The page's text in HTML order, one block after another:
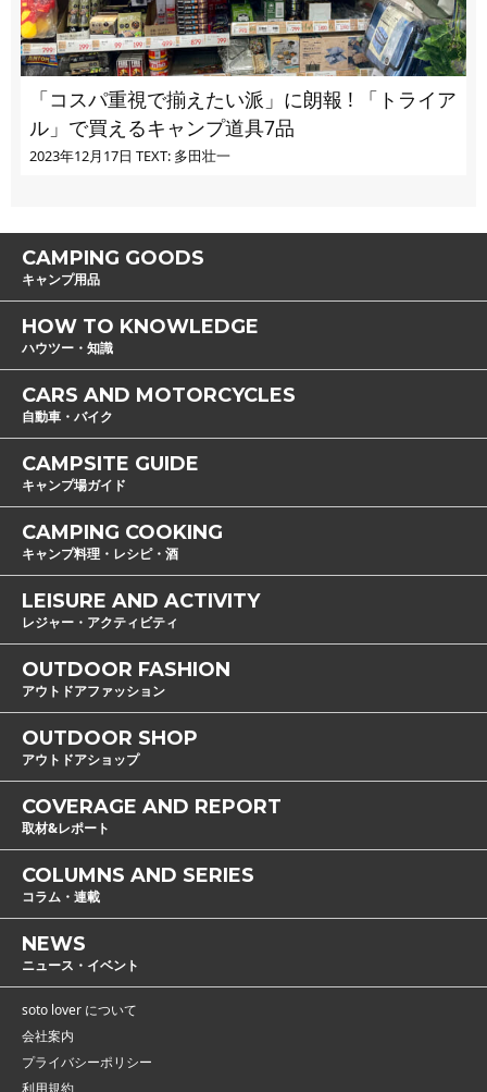
「コスパ重視で揃えたい派」に朗報 ! 「トライア
ル」で買えるキャンプ道具7品
2023年12月17日 TEXT: 多田壮一
CAMPING GOODS
キャンプ用品
HOW TO KNOWLEDGE
ハウツー・知識
CARS AND MOTORCYCLES
自動車・バイク
CAMPSITE GUIDE
キャンプ場ガイド
CAMPING COOKING
キャンプ料理・レシピ・酒
LEISURE AND ACTIVITY
レジャー・アクティビティ
OUTDOOR FASHION
アウトドアファッション
OUTDOOR SHOP
アウトドアショップ
COVERAGE AND REPORT
取材&レポート
COLUMNS AND SERIES
コラム・連載
NEWS
ニュース・イベント
soto lover について
会社案内
プライバシーポリシー
利用規約